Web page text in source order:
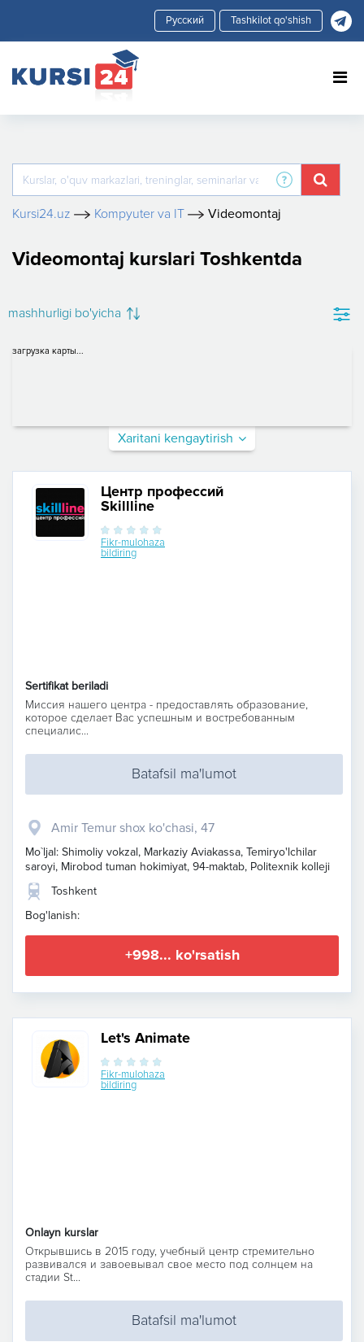
Tashkilot qo'shish
Kursi24.uz Kompyuter va IT Videomontaj
Videomontaj kurslari Toshkentda
mashhurligi bo'yicha
загрузка карты...
Xaritani kengaytirish
Центр профессий
Skillline
Fikr-mulohaza
bildiring
Sertifikat beriladi
Миссия нашего центра - предоставлять образование,
которое сделает Вас успешным и востребованным
специалис...
Batafsil ma'lumot
Amir Temur shox ko'chasi, 47
Mo`ljal: Shimoliy vokzal, Markaziy Aviakassa, Temiryo'lchilar
saroyi, Mirobod tuman hokimiyat, 94-maktab, Politexnik kolleji
Toshkent
Bog'lanish:
+998... ko'rsatish
Let's Animate
Fikr-mulohaza
bildiring
Onlayn kurslar
Открывшись в 2015 году, учебный центр стремительно
развивался и завоевывал свое место под солнцем на
стадии St...
Batafsil ma'lumot